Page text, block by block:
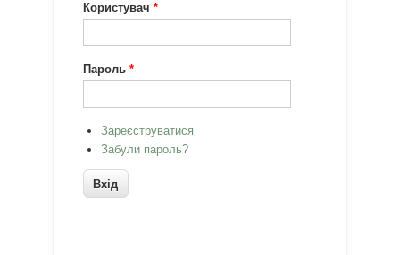
Користувач*
Пароль*
Зареєструватися
Забули пароль?